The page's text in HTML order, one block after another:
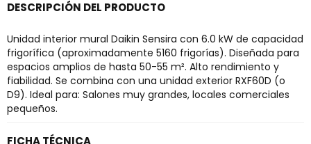
DESCRIPCIÓN DEL PRODUCTO
Unidad interior mural Daikin Sensira con 6.0 kW de capacidad
frigorífica (aproximadamente 5160 frigorías). Diseñada para
espacios amplios de hasta 50-55 m². Alto rendimiento y
fiabilidad. Se combina con una unidad exterior RXF60D (o
D9). Ideal para: Salones muy grandes, locales comerciales
pequeños.